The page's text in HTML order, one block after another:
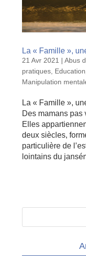
La « Famille »,
21 Avr 2021 | Abus
pratiques,
Manipulation
La « Famille »,
Des mamans pas
Elles
deux siècles,
particulière de
lointains du